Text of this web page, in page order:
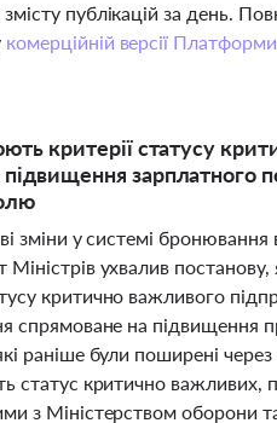
публікацій за день.
комерційній версії
критерії статусу
зарплатного
зміни у системі
ухвалив
критично важливого
спрямоване на підвищення
раніше були поширені
статус критично важливих,
з Міністерством оборони